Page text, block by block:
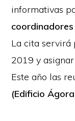
informativas
coordinadores
La cita servirá
2019 y
Este año las
(Edificio